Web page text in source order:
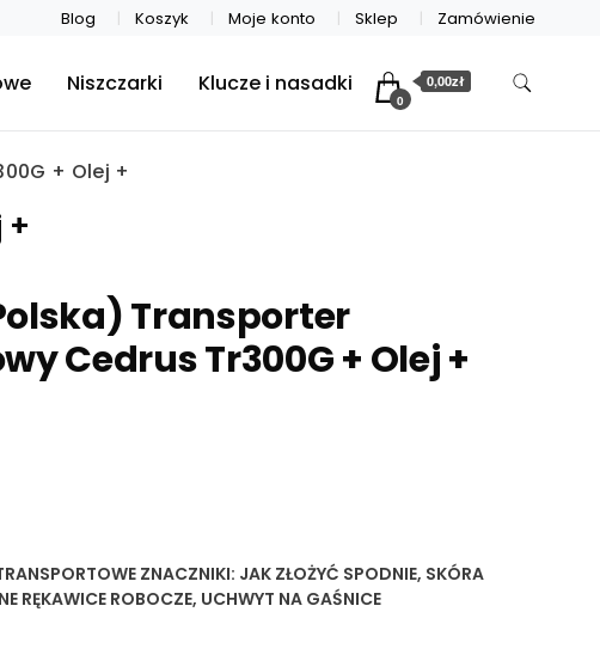
Blog Koszyk Moje konto Sklep Zamówienie
Niszczarki Klucze i nasadki
0
0,00zł
+ Olej +
+
Transporter
Cedrus Tr300G + Olej +
ZNACZNIKI: JAK ZŁOŻYĆ SPODNIE, SKÓRA
RĘKAWICE ROBOCZE, UCHWYT NA GAŚNICE